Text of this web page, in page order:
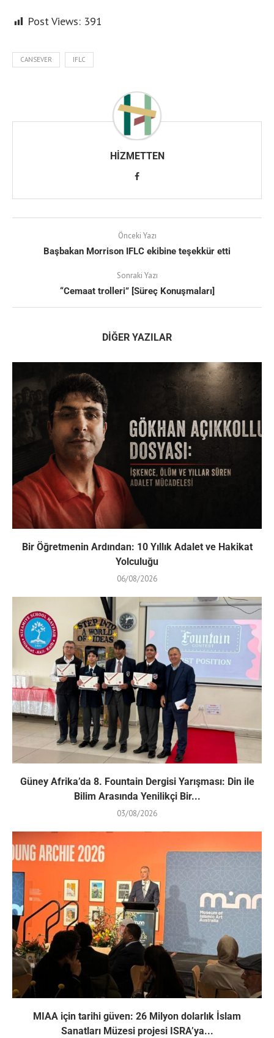
Post Views: 391
CANSEVER IFLC
HIZMETTEN
Önceki Yazı
Başbakan Morrison IFLC ekibine teşekkür etti
Sonraki Yazı
“Cemaat trolleri” [Süreç Konuşmaları]
DIĞER YAZILAR
Bir Öğretmenin Ardından: 10 Yıllık Adalet ve Hakikat
Yolculuğu
06/08/2026
Güney Afrika’da 8. Fountain Dergisi Yarışması: Din ile
Bilim Arasında Yenilikçi Bir...
03/08/2026
MIAA için tarihi güven: 26 Milyon dolarlık İslam
Sanatları Müzesi projesi ISRA’ya...